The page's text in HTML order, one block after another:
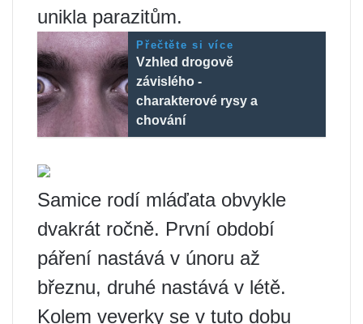
unikla parazitům.
Přečtěte si více
Vzhled drogově
závislého -
charakterové rysy a
chování
Samice rodí mláďata obvykle
dvakrát ročně. První období
páření nastává v únoru až
březnu, druhé nastává v létě.
Kolem veverky se v tuto dobu